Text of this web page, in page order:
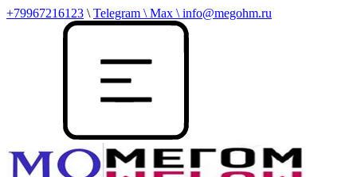
+79967216123 \ Telegram \ Max \ info@megohm.ru